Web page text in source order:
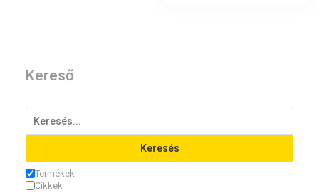
Kereső
Keresés
Termékek
Cikkek